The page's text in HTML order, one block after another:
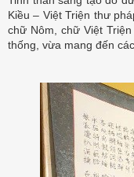
Kiều – Việt Triện thư
chữ Nôm, chữ Việt
thống, vừa mang đến